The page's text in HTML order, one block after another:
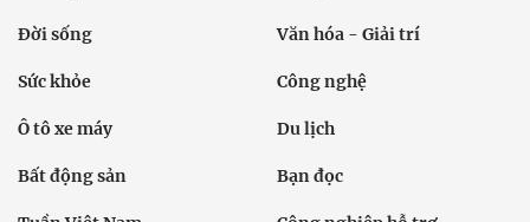
Đời sống Văn hóa - Giải trí
Sức khỏe Công nghệ
Ô tô xe máy Du lịch
Bất động sản Bạn đọc